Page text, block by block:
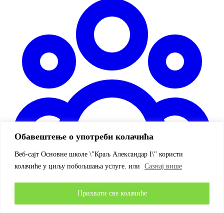
Обавештење о употреби колачића
Веб-сајт Основне школе \"Краљ Александар I\" користи
колачиће у циљу побољшања услуге. или
Сазнај више
Прихвати све колачиће
Од почетка до краја школовањаЛетописВаннаставне